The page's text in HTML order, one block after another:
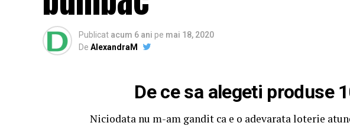
Publicat acum 6 ani pe mai 18, 2020
De AlexandraM
De ce sa alegeti produse
Niciodata nu m-am gandit ca e o adevarata loterie